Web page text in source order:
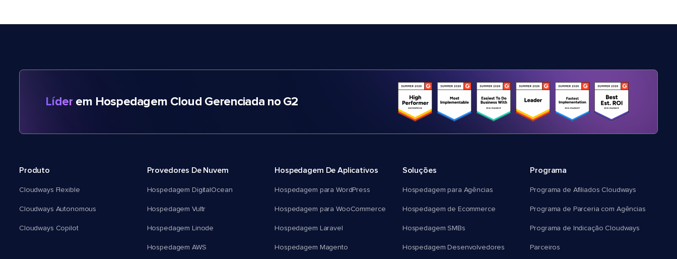
Líder em Hospedagem Cloud Gerenciada no G2
Produto
Cloudways Flexible
Cloudways Autonomous
Cloudways Copilot
Provedores De Nuvem
Hospedagem DigitalOcean
Hospedagem Vultr
Hospedagem Linode
Hospedagem AWS
Hospedagem De Aplicativos
Hospedagem para WordPress
Hospedagem para WooCommerce
Hospedagem Laravel
Hospedagem Magento
Soluções
Hospedagem para Agências
Hospedagem de Ecommerce
Hospedagem SMBs
Hospedagem Desenvolvedores
Programa
Programa de Afiliados Cloudways
Programa de Parceria com Agências
Programa de Indicação Cloudways
Parceiros